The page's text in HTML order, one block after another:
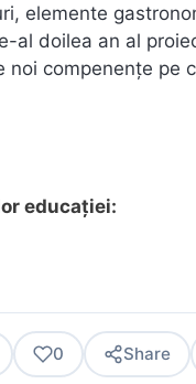
elemente
al doilea an al
compenențe pe
educației:
0 Share